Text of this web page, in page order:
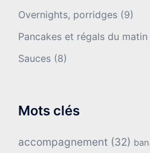
Overnights, porridges (9)
Pancakes et régals du matin
Sauces (8)
Mots clés
accompagnement (32)